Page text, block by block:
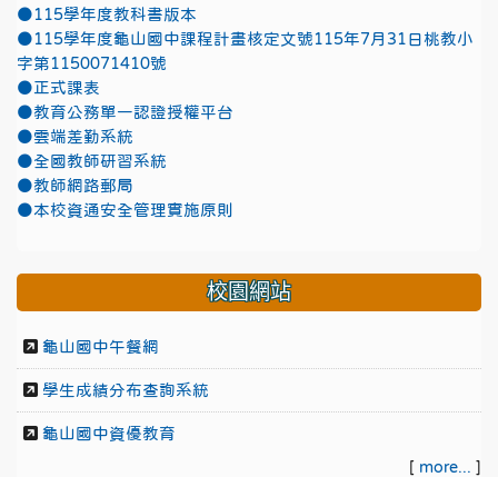
●115學年度教科書版本
●115學年度龜山國中課程計畫核定文號115年7月31日桃教小
字第1150071410號
●正式課表
●教育公務單一認證授權平台
●雲端差勤系統
●全國教師研習系統
●教師網路郵局
●本校資通安全管理實施原則
校園網站
龜山國中午餐網
學生成績分布查詢系統
龜山國中資優教育
[ more... ]